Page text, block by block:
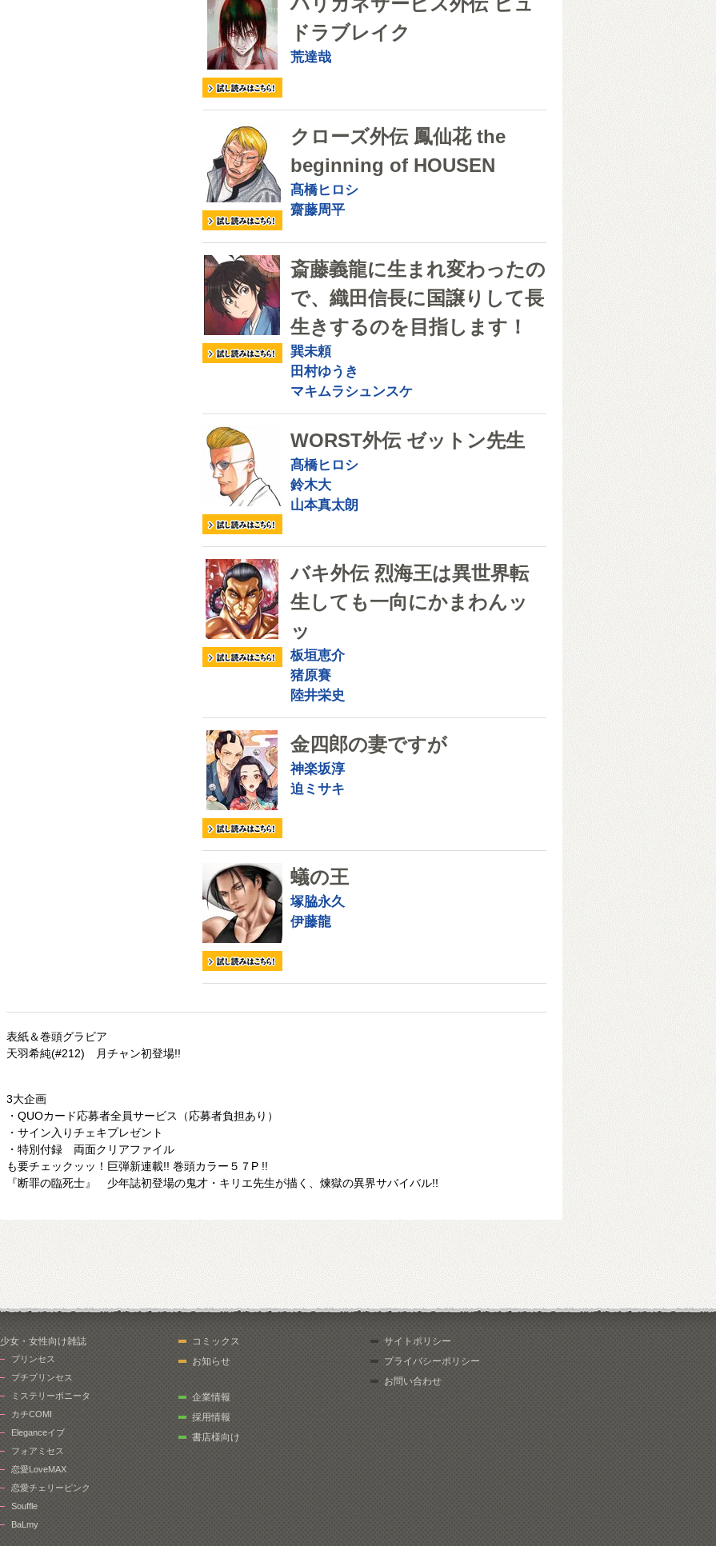
ドラブレイク
荒達哉
クローズ外伝 鳳仙花 the
beginning of HOUSEN
髙橋ヒロシ
齋藤周平
斎藤義龍に生まれ変わったの
で、織田信長に国譲りして長
生きするのを目指します！
巽未頼
田村ゆうき
マキムラシュンスケ
WORST外伝 ゼットン先生
髙橋ヒロシ
鈴木大
山本真太朗
バキ外伝 烈海王は異世界転
生しても一向にかまわんッ
ッ
板垣恵介
猪原賽
陸井栄史
金四郎の妻ですが
神楽坂淳
迫ミサキ
蟻の王
塚脇永久
伊藤龍
表紙＆巻頭グラビア
天羽希純(#212) 月チャン初登場!!
3大企画
・QUOカード応募者全員サービス（応募者負担あり）
・サイン入りチェキプレゼント
・特別付録 両面クリアファイル
も要チェックッッ！巨弾新連載!! 巻頭カラー５７P !!
『断罪の臨死士』 少年誌初登場の鬼才・キリエ先生が描く、煉獄の異界サバイバル!!
少女・女性向け雑誌
プリンセス
プチプリンセス
ミステリーボニータ
カチCOMI
Eleganceイブ
フォアミセス
恋愛LoveMAX
恋愛チェリーピンク
Souffle
BaLmy
コミックス
お知らせ
企業情報
採用情報
書店様向け
サイトポリシー
プライバシーポリシー
お問い合わせ